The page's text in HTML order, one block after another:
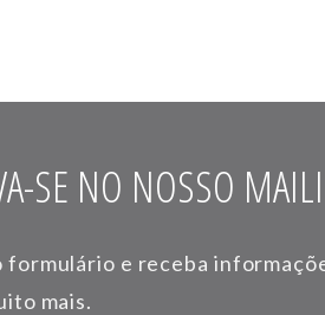
SE NO NOSSO
formulário e receba
mais.